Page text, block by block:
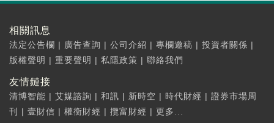
相關訊息
法定公告欄 | 廣告查詢 | 公司介紹 | 專欄邀稿 | 投資者關係 |
版權聲明 | 重要聲明 | 私隱政策 | 聯絡我們
友情鏈接
清博智能 | 艾媒諮詢 | 和訊 | 新時空 | 時代財經 | 證券市場周
刊
| 壹財信 | 權衡財經 | 攬富財經 | 更多...